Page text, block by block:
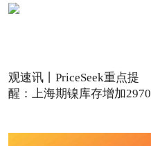
观速讯丨PriceSeek重点提
醒：上海期镍库存增加2970